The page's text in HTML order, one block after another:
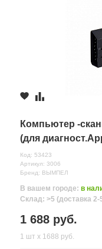
Компьютер -
(для
Код: 53423
Артикул: 3006
Бренд: ВЫМПЕЛ
В вашем городе: в
Склад: >5 (доставка 2-
1 688 руб.
1 шт х 1688 руб.